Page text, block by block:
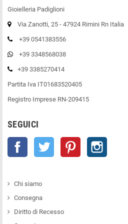
Gioielleria Padiglioni
Via Zanotti, 25 - 47924 Rimini Rn Italia
+39 0541383556
+39 3348568038
+39 3385270414
Partita Iva IT01683520405
Registro Imprese RN-209415
SEGUICI
Facebook Twitter Pinterest
Chi siamo
Consegna
Diritto di Recesso